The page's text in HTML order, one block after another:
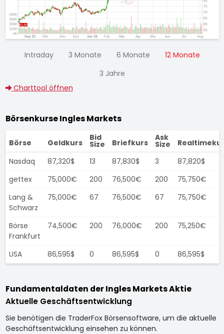
Intraday 3 Monate 6 Monate
12 Monate
3 Jahre
Charttool öffnen
Börsenkurse Ingles Markets
Börse Geldkurs
Bid
Size Briefkurs
Ask
Size
Nasdaq
87,320$ 13 87,830$ 3
87,820$
gettex
75,000€ 200 76,500€ 200
75,750€
Lang &
Schwarz
75,000€ 67 76,500€ 67 75,750€
Börse
Frankfurt
74,500€ 200 76,000€ 200 75,250€
USA 86,595$ 0 86,595$ 0 86,595$
Fundamentaldaten der Ingles Markets Aktie
Aktuelle Geschäftsentwicklung
Sie benötigen die TraderFox Börsensoftware, um die aktuelle
Geschäftsentwicklung einsehen zu können.